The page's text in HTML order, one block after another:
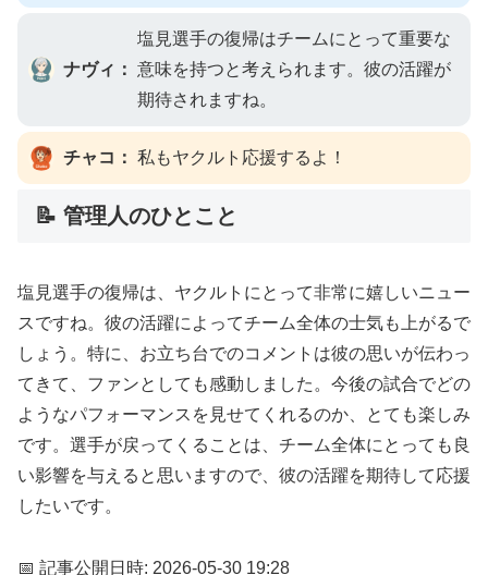
ナヴィ：
塩見選手の復帰はチームにとって重要な
意味を持つと考えられます。彼の活躍が
期待されますね。
チャコ： 私もヤクルト応援するよ！
📝 管理人のひとこと
塩見選手の復帰は、ヤクルトにとって非常に嬉しいニュー
スですね。彼の活躍によってチーム全体の士気も上がるで
しょう。特に、お立ち台でのコメントは彼の思いが伝わっ
てきて、ファンとしても感動しました。今後の試合でどの
ようなパフォーマンスを見せてくれるのか、とても楽しみ
です。選手が戻ってくることは、チーム全体にとっても良
い影響を与えると思いますので、彼の活躍を期待して応援
したいです。
📅 記事公開日時: 2026-05-30 19:28